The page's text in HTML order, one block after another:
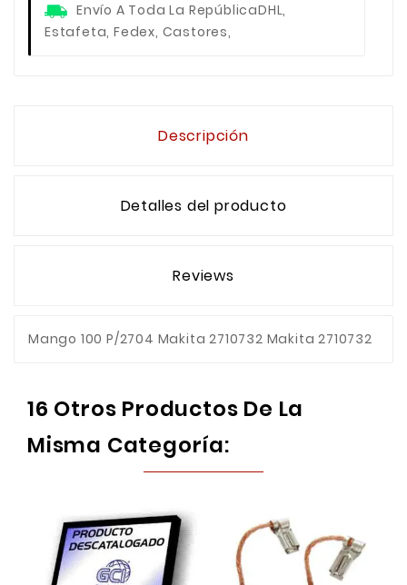
Envío A Toda La RepúblicaDHL,
Estafeta, Fedex, Castores,
Descripción
Detalles del producto
Reviews
Mango 100 P/2704 Makita 2710732 Makita 2710732
16 Otros Productos De La
Misma Categoría: